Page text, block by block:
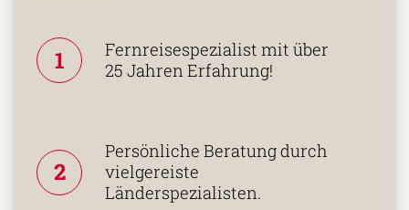
1
Fernreisespezialist mit über
25 Jahren Erfahrung!
2
Persönliche Beratung durch
vielgereiste
Länderspezialisten.